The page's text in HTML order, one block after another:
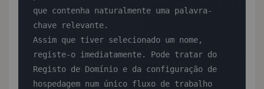
que contenha naturalmente uma palavra-
chave relevante.
Assim que tiver selecionado um nome,
registe-o imediatamente. Pode tratar do
Registo de Domínio e da configuração de
hospedagem num único fluxo de trabalho